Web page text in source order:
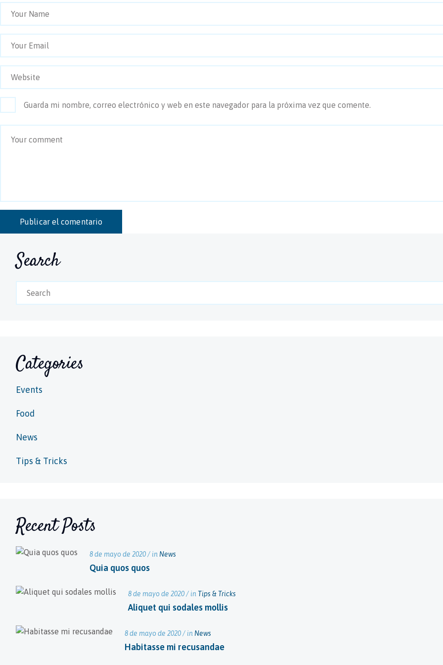
Guarda mi nombre, correo electrónico y web en este navegador para la próxima vez que comente.
Search
Categories
Events
Food
News
Tips & Tricks
Recent Posts
8 de mayo de 2020 / in News
Quia quos quos
8 de mayo de 2020 / in Tips & Tricks
Aliquet qui sodales mollis
8 de mayo de 2020 / in News
Habitasse mi recusandae